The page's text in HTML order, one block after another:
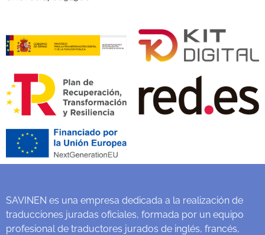
SAVINEN es una empresa dedicada a la realización de
traducciones juradas oficiales, formada por un equipo
profesional de traductores jurados de inglés, francés,